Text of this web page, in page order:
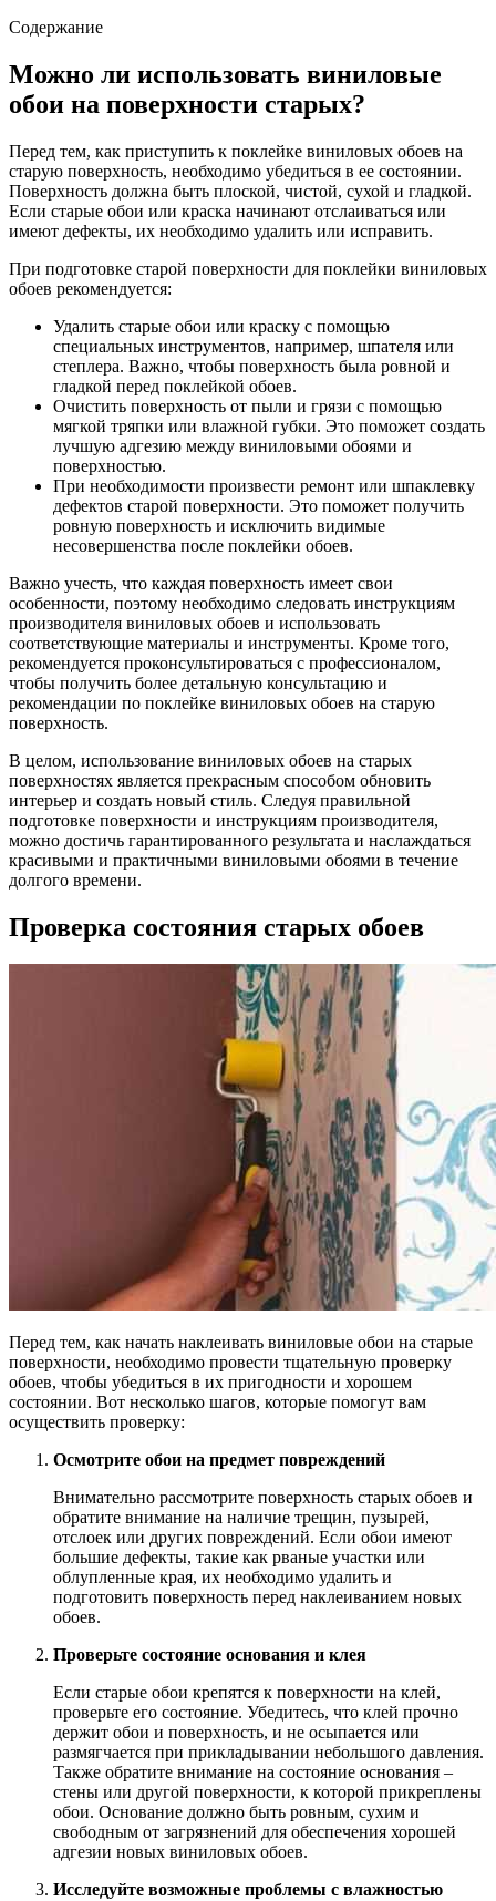
Содержание
Можно ли использовать виниловые
обои на поверхности старых?
Перед тем, как приступить к поклейке виниловых обоев на
старую поверхность, необходимо убедиться в ее состоянии.
Поверхность должна быть плоской, чистой, сухой и гладкой.
Если старые обои или краска начинают отслаиваться или
имеют дефекты, их необходимо удалить или исправить.
При подготовке старой поверхности для поклейки виниловых
обоев рекомендуется:
Удалить старые обои или краску с помощью
специальных инструментов, например, шпателя или
степлера. Важно, чтобы поверхность была ровной и
гладкой перед поклейкой обоев.
Очистить поверхность от пыли и грязи с помощью
мягкой тряпки или влажной губки. Это поможет создать
лучшую адгезию между виниловыми обоями и
поверхностью.
При необходимости произвести ремонт или шпаклевку
дефектов старой поверхности. Это поможет получить
ровную поверхность и исключить видимые
несовершенства после поклейки обоев.
Важно учесть, что каждая поверхность имеет свои
особенности, поэтому необходимо следовать инструкциям
производителя виниловых обоев и использовать
соответствующие материалы и инструменты. Кроме того,
рекомендуется проконсультироваться с профессионалом,
чтобы получить более детальную консультацию и
рекомендации по поклейке виниловых обоев на старую
поверхность.
В целом, использование виниловых обоев на старых
поверхностях является прекрасным способом обновить
интерьер и создать новый стиль. Следуя правильной
подготовке поверхности и инструкциям производителя,
можно достичь гарантированного результата и наслаждаться
красивыми и практичными виниловыми обоями в течение
долгого времени.
Проверка состояния старых обоев
Перед тем, как начать наклеивать виниловые обои на старые
поверхности, необходимо провести тщательную проверку
обоев, чтобы убедиться в их пригодности и хорошем
состоянии. Вот несколько шагов, которые помогут вам
осуществить проверку:
Осмотрите обои на предмет повреждений
Внимательно рассмотрите поверхность старых обоев и
обратите внимание на наличие трещин, пузырей,
отслоек или других повреждений. Если обои имеют
большие дефекты, такие как рваные участки или
облупленные края, их необходимо удалить и
подготовить поверхность перед наклеиванием новых
обоев.
Проверьте состояние основания и клея
Если старые обои крепятся к поверхности на клей,
проверьте его состояние. Убедитесь, что клей прочно
держит обои и поверхность, и не осыпается или
размягчается при прикладывании небольшого давления.
Также обратите внимание на состояние основания –
стены или другой поверхности, к которой прикреплены
обои. Основание должно быть ровным, сухим и
свободным от загрязнений для обеспечения хорошей
адгезии новых виниловых обоев.
Исследуйте возможные проблемы с влажностью